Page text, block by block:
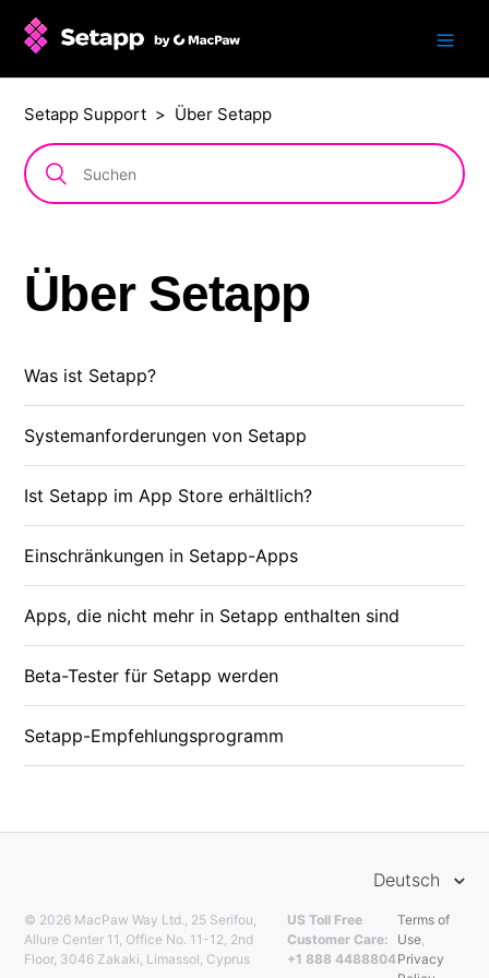
Setapp Support Über Setapp
Über Setapp
Was ist Setapp?
Systemanforderungen von Setapp
Ist Setapp im App Store erhältlich?
Einschränkungen in Setapp-Apps
Apps, die nicht mehr in Setapp enthalten sind
Beta-Tester für Setapp werden
Setapp-Empfehlungsprogramm
Deutsch
© 2026 MacPaw Way Ltd., 25 Serifou,
Allure Center 11, Office No. 11-12, 2nd
Floor, 3046 Zakaki, Limassol, Cyprus
US Toll Free
Customer Care:
+1 888 4488804
Terms of
Use,
Privacy